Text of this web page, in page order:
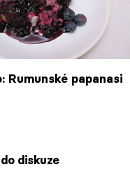
Rumunské papanasi
diskuze